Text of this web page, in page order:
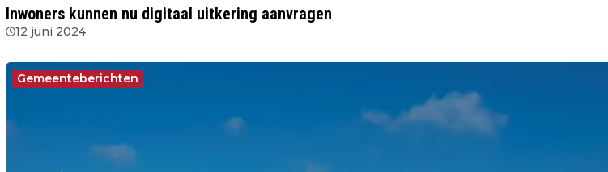
Inwoners kunnen nu digitaal uitkering aanvragen
12 juni 2024
Gemeenteberichten